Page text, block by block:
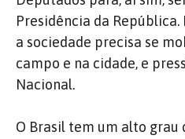
Presidência da República.
a sociedade precisa se
campo e na cidade, e
Nacional.
O Brasil tem um alto grau